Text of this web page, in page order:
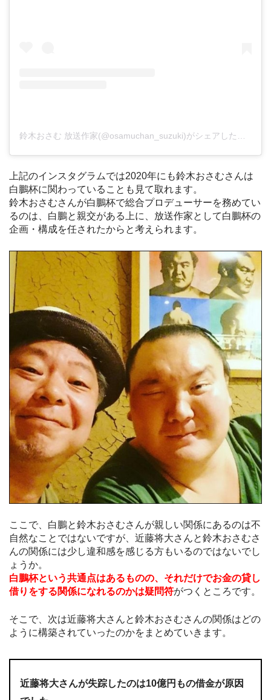
鈴木おさむ 放送作家(@osamuchan_suzuki)がシェアした投稿
上記のインスタグラムでは2020年にも鈴木おさむさんは
白鵬杯に関わっていることも見て取れます。
鈴木おさむさんが白鵬杯で総合プロデューサーを務めてい
るのは、白鵬と親交がある上に、放送作家として白鵬杯の
企画・構成を任されたからと考えられます。
ここで、白鵬と鈴木おさむさんが親しい関係にあるのは不
自然なことではないですが、近藤将大さんと鈴木おさむさ
んの関係には少し違和感を感じる方もいるのではないでし
ょうか。
白鵬杯という共通点はあるものの、それだけでお金の貸し
借りをする関係になれるのかは疑問符がつくところです。
そこで、次は近藤将大さんと鈴木おさむさんの関係はどの
ように構築されていったのかをまとめていきます。
近藤将大さんが失踪したのは10億円もの借金が原因